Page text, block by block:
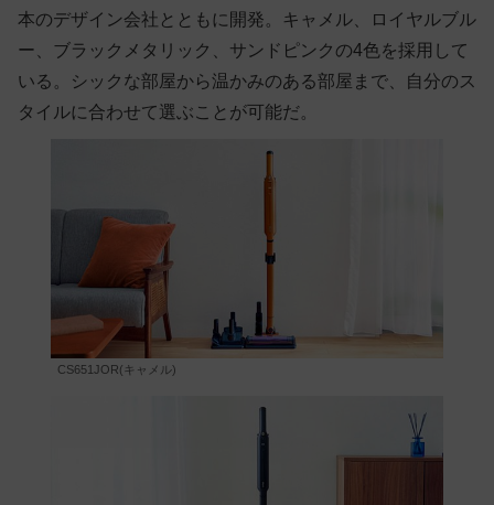
本のデザイン会社とともに開発。キャメル、ロイヤルブル
ー、ブラックメタリック、サンドピンクの4色を採用して
いる。シックな部屋から温かみのある部屋まで、自分のス
タイルに合わせて選ぶことが可能だ。
CS651JOR(キャメル)